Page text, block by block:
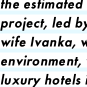
the
project, led
wife Ivanka,
environment,
luxury hotels